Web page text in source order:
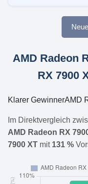
AMD Radeon
RX 7900
Klarer GewinnerAMD
Im Direktvergleich
AMD Radeon RX
7900 XT mit 131 %